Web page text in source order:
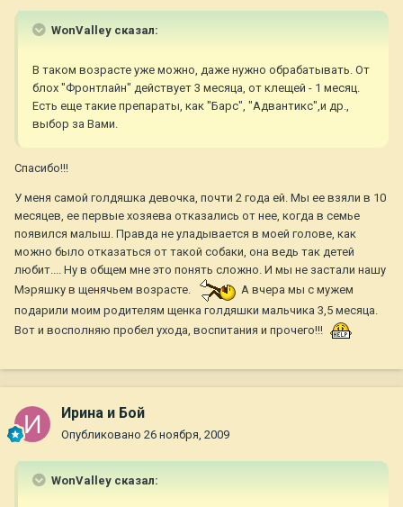
WonValley сказал:
В таком возрасте уже можно, даже нужно обрабатывать. От
блох "Фронтлайн" действует 3 месяца, от клещей - 1 месяц.
Есть еще такие препараты, как "Барс", "Адвантикс",и др.,
выбор за Вами.
Спасибо!!!
У меня самой голдяшка девочка, почти 2 года ей. Мы ее взяли в 10
месяцев, ее первые хозяева отказались от нее, когда в семье
появился малыш. Правда не уладывается в моей голове, как
можно было отказаться от такой собаки, она ведь так детей
любит.... Ну в общем мне это понять сложно. И мы не застали нашу
Мэряшку в щенячьем возрасте.
А вчера мы с мужем
подарили моим родителям щенка голдяшки мальчика 3,5 месяца.
Вот и восполняю пробел ухода, воспитания и прочего!!!
Ирина и Бой
Опубликовано 26 ноября, 2009
WonValley сказал: